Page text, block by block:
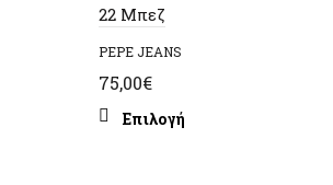
22 Μπεζ
PEPE JEANS
75,00€
Επιλογή